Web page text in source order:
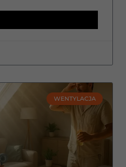
WENTYLACJA